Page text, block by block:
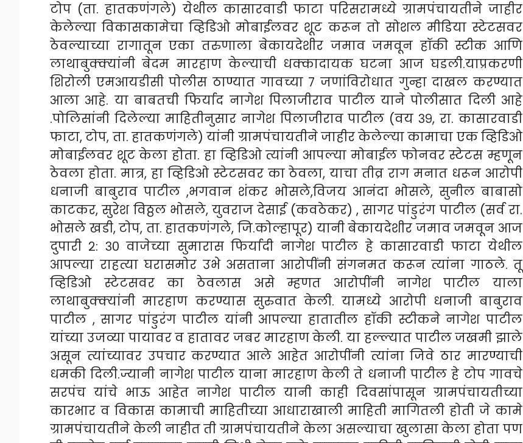
टोप (ता. हातकणंगले) येथील कासारवाडी फाटा परिसरामध्ये ग्रामपंचायतीने जाहीर
केलेल्या विकासकामेचा व्हिडिओ मोबाईलवर शूट करून तो सोशल मीडिया स्टेटसवर
ठेवल्याच्या रागातून एका तरुणाला बेकायदेशीर जमाव जमवून हॉकी स्टीक आणि
लाथाबुक्क्यांनी बेदम मारहाण केल्याची धक्कादायक घटना आज घडली.याप्रकरणी
शिरोली एमआयडीसी पोलीस ठाण्यात गावच्या ७ जणांविरोधात गुन्हा दाखल करण्यात
आला आहे. या बाबतची फिर्याद नागेश पिलाजीराव पाटील याने पोलीसात दिली आहे
.पोलिसांनी दिलेल्या माहितीनुसार नागेश पिलाजीराव पाटील (वय ३९, रा. कासारवाडी
फाटा, टोप, ता. हातकणंगले) यांनी ग्रामपंचायतीने जाहीर केलेल्या कामाचा एक व्हिडिओ
मोबाईलवर शूट केला होता. हा व्हिडिओ त्यांनी आपल्या मोबाईल फोनवर स्टेटस म्हणून
ठेवला होता. मात्र, हा व्हिडिओ स्टेटसवर का ठेवला, याचा तीव्र राग मनात धरून आरोपी
धनाजी बाबुराव पाटील ,भगवान शंकर भोसले,विजय आनंदा भोसले, सुनील बाबासो
काटकर, सुरेश विठ्ठल भोसले, युवराज देसाई (कवठेकर) , सागर पांडुरंग पाटील (सर्व रा.
भोसले खडी, टोप, ता. हातकणंगले, जि.कोल्हापूर) यानी बेकायदेशीर जमाव जमवून आज
दुपारी २: ३० वाजेच्या सुमारास फिर्यादी नागेश पाटील हे कासारवाडी फाटा येथील
आपल्या राहत्या घरासमोर उभे असताना आरोपींनी संगनमत करून त्यांना गाठले. तू
व्हिडिओ स्टेटसवर का ठेवलास असे म्हणत आरोपींनी नागेश पाटील याला
लाथाबुक्क्यांनी मारहाण करण्यास सुरुवात केली. यामध्ये आरोपी धनाजी बाबुराव
पाटील , सागर पांडुरंग पाटील यांनी आपल्या हातातील हॉकी स्टीकने नागेश पाटील
यांच्या उजव्या पायावर व हातावर जबर मारहाण केली. या हल्ल्यात पाटील जखमी झाले
असून त्यांच्यावर उपचार करण्यात आले आहेत आरोपींनी त्यांना जिवे ठार मारण्याची
धमकी दिली.ज्यानी नागेश पाटील याना मारहाण केली ते धनाजी पाटील हे टोप गावचे
सरपंच यांचे भाऊ आहेत नागेश पाटील यानी काही दिवसांपासून ग्रामपंचायतीच्या
कारभार व विकास कामाची माहितीच्या आधाराखाली माहिती मागितली होती जे कामे
ग्रामपंचायतीने केली नाहीत ती ग्रामपंचायतीने केला असल्याचा खुलासा केला होता पण